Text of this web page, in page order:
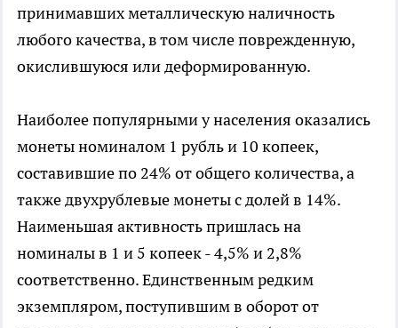
принимавших металлическую наличность
любого качества, в том числе поврежденную,
окислившуюся или деформированную.
Наиболее популярными у населения оказались
монеты номиналом 1 рубль и 10 копеек,
составившие по 24% от общего количества, а
также двухрублевые монеты с долей в 14%.
Наименьшая активность пришлась на
номиналы в 1 и 5 копеек - 4,5% и 2,8%
соответственно. Единственным редким
экземпляром, поступившим в оборот от